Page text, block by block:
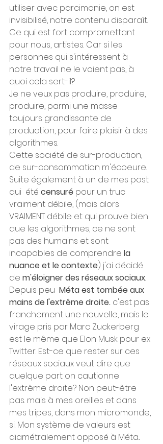
utiliser avec parcimonie, on est
invisibilisé, notre contenu disparaît.
Ce qui est fort compromettant
pour nous, artistes. Car si les
personnes qui s'intéressent à
notre travail ne le voient pas, à
quoi cela sert-il?
Je ne veux pas produire, produire,
produire, parmi une masse
toujours grandissante de
production, pour faire plaisir à des
algorithmes.
Cette société de sur-production,
de sur-consommation m'écoeure.
Suite également à un de mes post
qui  été censuré pour un truc
vraiment débile, (mais alors
VRAIMENT débile et qui prouve bien
que les algorithmes, ce ne sont
pas des humains et sont
incapables de comprendre la
nuance et le contexte) j'ai décidé
de m'éloigner des réseaux sociaux.
Depuis peu Méta est tombée aux
mains de l'extrême droite. c'est pas
franchement une nouvelle, mais le
virage pris par Marc Zuckerberg
est le même que Elon Musk pour ex
Twitter. Est-ce que rester sur ces
réseaux sociaux veut dire que
quelque part on cautionne
l'extrême droite? Non peut-être
pas. mais à mes oreilles et dans
mes tripes, dans mon micromonde,
si. Mon système de valeurs est
diamétralement opposé à Méta...